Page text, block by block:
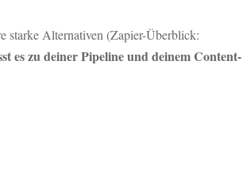
starke Alternativen (Zapier-Überblick:
es zu deiner Pipeline und deinem Content-